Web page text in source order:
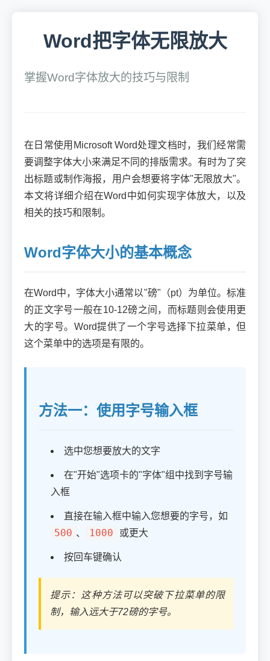
Word把字体无限放大
掌握Word字体放大的技巧与限制
在日常使用Microsoft Word处理文档时，我们经常需
要调整字体大小来满足不同的排版需求。有时为了突
出标题或制作海报，用户会想要将字体"无限放大"。
本文将详细介绍在Word中如何实现字体放大，以及
相关的技巧和限制。
Word字体大小的基本概念
在Word中，字体大小通常以"磅"（pt）为单位。标准
的正文字号一般在10-12磅之间，而标题则会使用更
大的字号。Word提供了一个字号选择下拉菜单，但
这个菜单中的选项是有限的。
方法一：使用字号输入框
选中您想要放大的文字
在"开始"选项卡的"字体"组中找到字号输
入框
直接在输入框中输入您想要的字号，如
500 、 1000 或更大
按回车键确认
提示：这种方法可以突破下拉菜单的限
制，输入远大于72磅的字号。